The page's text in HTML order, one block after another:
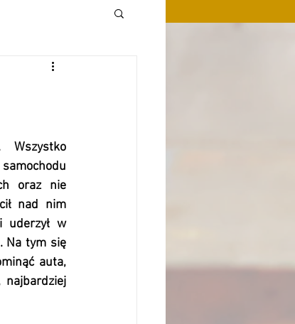
Wszystko
oraz nie
nad nim
uderzył w
Na tym się
auta,